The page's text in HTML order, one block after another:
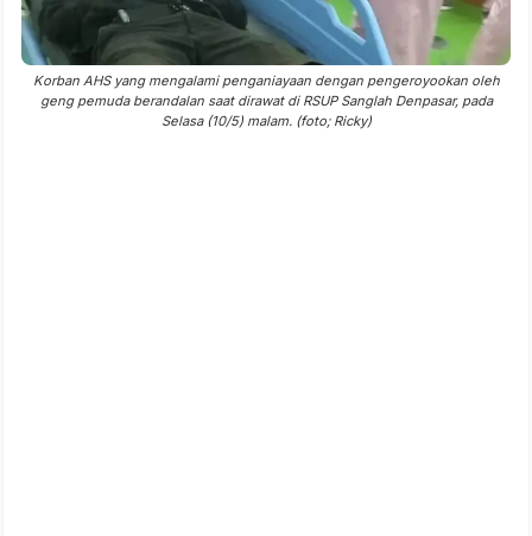
Korban AHS yang mengalami penganiayaan dengan pengeroyookan oleh
geng pemuda berandalan saat dirawat di RSUP Sanglah Denpasar, pada
Selasa (10/5) malam. (foto; Ricky)